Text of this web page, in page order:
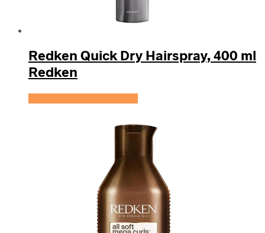
Redken Quick Dry Hairspray, 400 ml
Redken